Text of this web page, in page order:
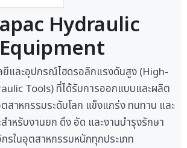
Hydraulic
Equipment
ยีและอุปกรณ์ไฮดรอลิกแรงดันสูง (High-
Tools) ที่ได้รับการออกแบบและผลิต
สาหกรรมระดับโลก แข็งแกร่ง ทนทาน และ
ำหรับงานยก ดึง อัด และงานบำรุงรักษา
กรในอุตสาหกรรมหนักทุกประเภท